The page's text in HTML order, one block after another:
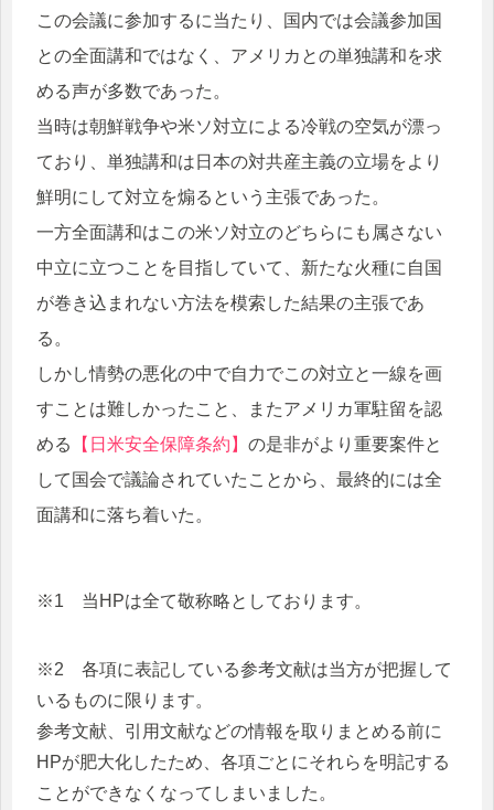
この会議に参加するに当たり、国内では会議参加国
との全面講和ではなく、アメリカとの単独講和を求
める声が多数であった。
当時は朝鮮戦争や米ソ対立による冷戦の空気が漂っ
ており、単独講和は日本の対共産主義の立場をより
鮮明にして対立を煽るという主張であった。
一方全面講和はこの米ソ対立のどちらにも属さない
中立に立つことを目指していて、新たな火種に自国
が巻き込まれない方法を模索した結果の主張であ
る。
しかし情勢の悪化の中で自力でこの対立と一線を画
すことは難しかったこと、またアメリカ軍駐留を認
める
【日米安全保障条約】 の是非がより重要案件と
して国会で議論されていたことから、最終的には全
面講和に落ち着いた。
※1 当HPは全て敬称略としております。
※2 各項に表記している参考文献は当方が把握して
いるものに限ります。
参考文献、引用文献などの情報を取りまとめる前に
HPが肥大化したため、各項ごとにそれらを明記する
ことができなくなってしまいました。